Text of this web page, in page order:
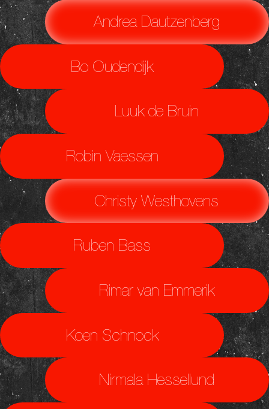
Andrea Dautzenberg
Bo Oudendijk
Luuk de Bruin
Robin Vaessen
Christy Westhovens
Ruben Bass
Rimar van Emmerik
Koen Schnock
Nirmala Hessellund